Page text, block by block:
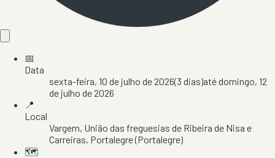
📅
Data
sexta-feira, 10 de julho de 2026(3 dias)atédomingo, 12
de julho de 2026
📍
Local
Vargem, União das freguesias de Ribeira de Nisa e
Carreiras, Portalegre(Portalegre)
🗺️